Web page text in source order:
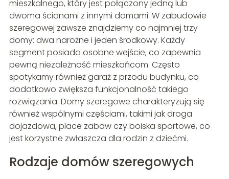
mieszkalnego, który jest połączony jedną lub
dwoma ścianami z innymi domami. W zabudowie
szeregowej zawsze znajdziemy co najmniej trzy
domy: dwa narożne i jeden środkowy. Każdy
segment posiada osobne wejście, co zapewnia
pewną niezależność mieszkańcom. Często
spotykamy również garaż z przodu budynku, co
dodatkowo zwiększa funkcjonalność takiego
rozwiązania. Domy szeregowe charakteryzują się
również wspólnymi częściami, takimi jak droga
dojazdowa, place zabaw czy boiska sportowe, co
jest korzystne zwłaszcza dla rodzin z dziećmi.
Rodzaje domów szeregowych